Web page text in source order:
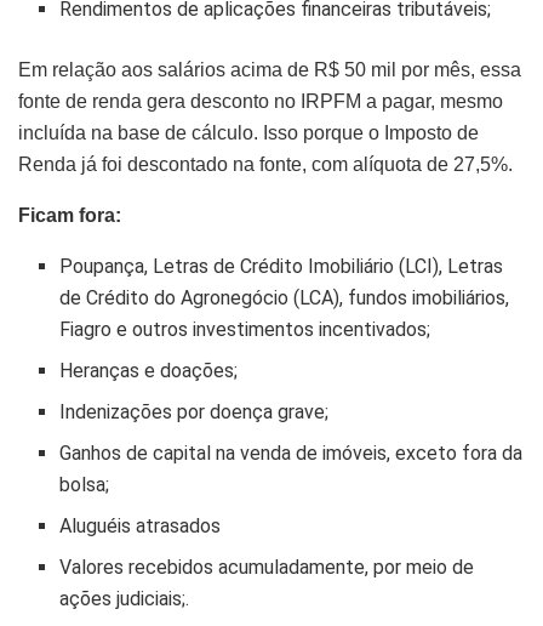
Rendimentos de aplicações financeiras tributáveis;
Em relação aos salários acima de R$ 50 mil por mês, essa
fonte de renda gera desconto no IRPFM a pagar, mesmo
incluída na base de cálculo. Isso porque o Imposto de
Renda já foi descontado na fonte, com alíquota de 27,5%.
Ficam fora:
Poupança, Letras de Crédito Imobiliário (LCI), Letras
de Crédito do Agronegócio (LCA), fundos imobiliários,
Fiagro e outros investimentos incentivados;
Heranças e doações;
Indenizações por doença grave;
Ganhos de capital na venda de imóveis, exceto fora da
bolsa;
Aluguéis atrasados
Valores recebidos acumuladamente, por meio de
ações judiciais;.